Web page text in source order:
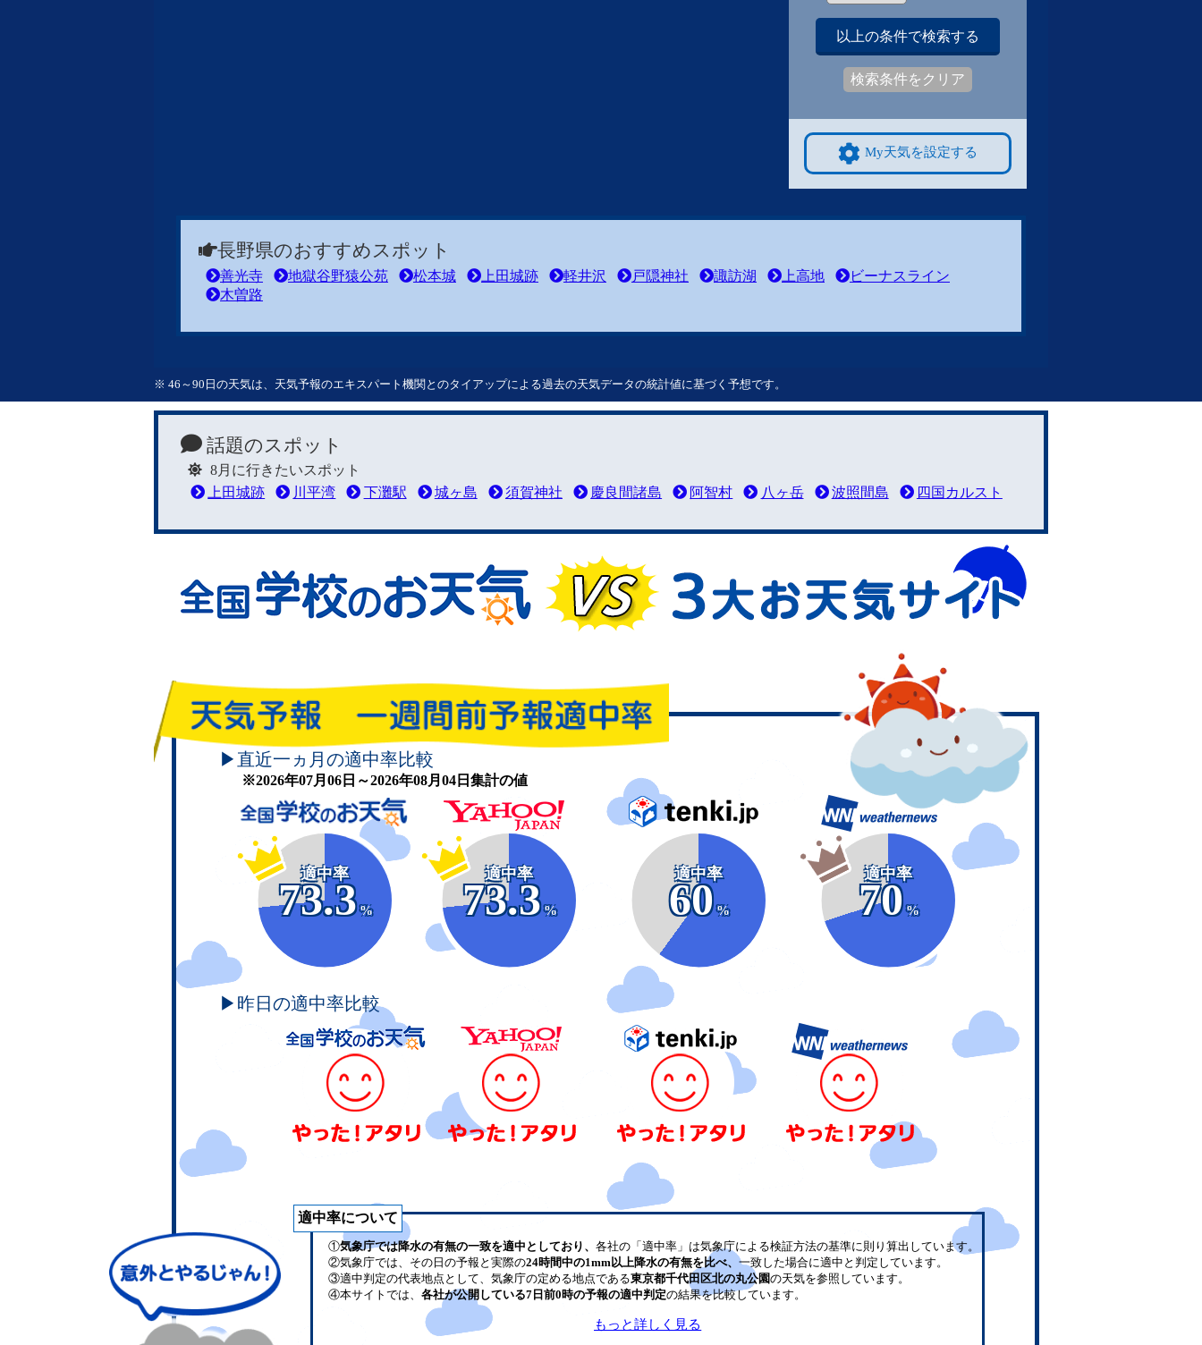
以上の条件で検索する
検索条件をクリア
My天気を設定する
長野県のおすすめスポット
善光寺 地獄谷野猿公苑 松本城 上田城跡 軽井沢 戸隠神社 諏訪湖 上高地
ビーナスライン
木曽路
※ 46～90日の天気は、天気予報のエキスパート機関とのタイアップによる過去の天気データの統計値に基づく予想です。
話題のスポット
8月に行きたいスポット
上田城跡
川平湾 下灘駅 城ヶ島 須賀神社 慶良間諸島 阿智村 八ヶ岳 波照間島 四国カルスト
▶直近一ヵ月の適中率比較
※2026年07月06日～2026年08月04日集計の値
適中率
73.3
%
適中率
73.3
%
適中率
60
%
適中率
70
%
▶昨日の適中率比較
適中率について
①気象庁では降水の有無の一致を適中としており、 各社の「適中率」は気象庁による検証方法の基準に則り算出しています。
②気象庁では、その日の予報と実際の24時間中の1mm以上降水の有無を比べ、 一致した場合に適中と判定しています。
③適中判定の代表地点として、気象庁の定める地点である東京都千代田区北の丸公園の天気を参照しています。
④本サイトでは、 各社が公開している7日前0時の予報の適中判定の結果を比較しています。
もっと詳しく見る